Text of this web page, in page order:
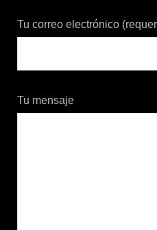
Tu correo electrónico
Tu mensaje